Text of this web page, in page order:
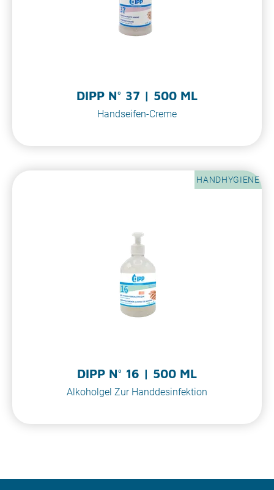
DIPP N° 37 | 500 ML
Handseifen-Creme
HANDHYGIENE
DIPP N° 16 | 500 ML
Alkoholgel Zur Handdesinfektion